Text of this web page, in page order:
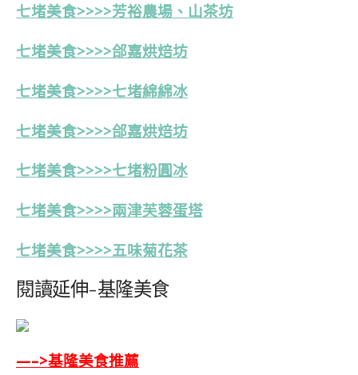
七堵美食>>>>芳裕農場、山茶坊
七堵美食>>>>郃嘉烘焙坊
七堵美食>>>>七堵綿綿冰
七堵美食>>>>郃嘉烘焙坊
七堵美食>>>>七堵粉圓冰
七堵美食>>>>兩津芙蓉蛋塔
七堵美食>>>>五味菊花茶
閱讀延伸-基隆美食
—–>基隆美食推薦